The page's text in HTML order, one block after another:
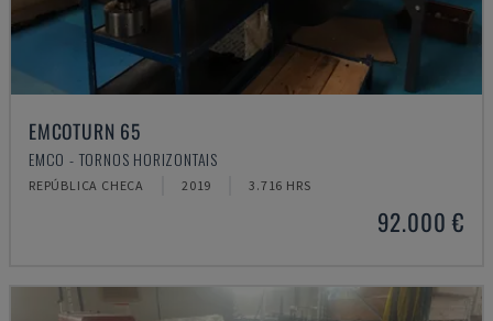
EMCOTURN 65
EMCO - TORNOS HORIZONTAIS
REPÚBLICA CHECA 2019 3.716 HRS
92.000 €